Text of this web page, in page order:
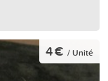
4 € / Unité